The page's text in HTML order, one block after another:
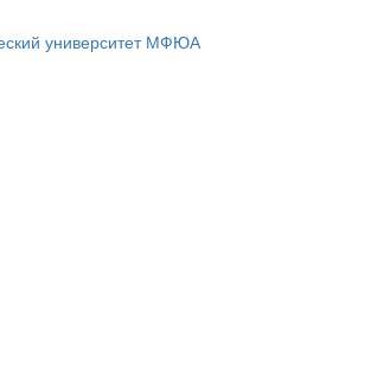
университет МФЮА